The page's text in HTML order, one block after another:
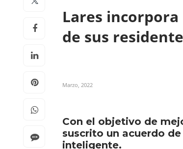
Lares
de sus
Marzo, 2022
Con el objetivo de
suscrito un acuerdo
inteligente.